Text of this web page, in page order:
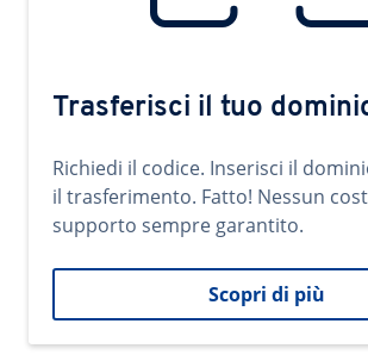
Trasferisci il tuo
Richiedi il codice. Inserisci il
il trasferimento. Fatto! Nessun
supporto sempre garantito.
Scopri di più